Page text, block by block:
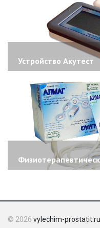
Устройство Акутест
© 2026 vylechim-prostatit.ru